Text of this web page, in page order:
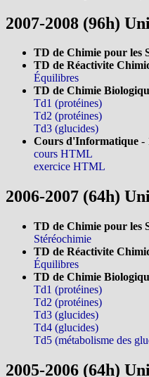
2007-2008 (96h)
TD de Chimie pour les
TD de Réactivite
Équilibres
TD de Chimie
Td1 (protéines)
Td2 (protéines)
Td3 (glucides)
Cours d'Informatique -
cours HTML
exercice HTML
2006-2007 (64h)
TD de Chimie pour les
Stéréochimie
TD de Réactivite
Équilibres
TD de Chimie
Td1 (protéines)
Td2 (protéines)
Td3 (glucides)
Td4 (glucides)
Td5 (métabolisme des
2005-2006 (64h)